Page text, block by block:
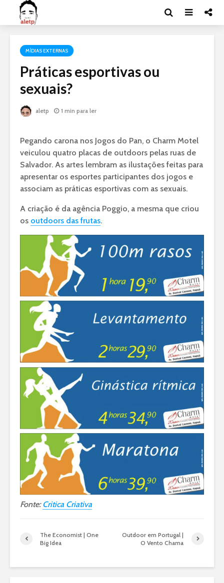
MÍDIAS EXTERNAS
Práticas esportivas ou
sexuais?
aletp 1 min para ler
Pegando carona nos Jogos do Pan, o Charm Motel
veiculou quatro placas de outdoors pelas ruas de
Salvador. As artes lembram as ilustações feitas para
apresentar os esportes participantes dos jogos e
associam as práticas esportivas com as sexuais.
A criação é da agência Poggio, a mesma que criou
os outdoors das frutas.
Fonte:Critica Criativa
The Economist | One
Big Idea
Outdoor em Portugal |
O Vento Chama